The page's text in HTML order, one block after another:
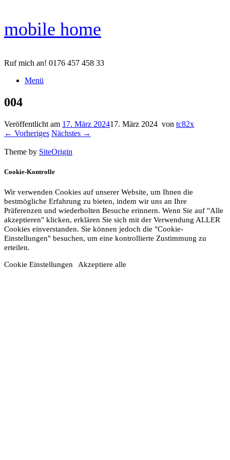
Inhalt
springen
mobile home
Ruf mich an! 0176 457 458 33
Menü
004
Veröffentlicht am 17. März 202417. März 2024 von tc82x
← Vorheriges Nächstes →
Theme by SiteOrigin
Cookie-Kontrolle
Wir verwenden Cookies auf unserer Website, um Ihnen die
bestmögliche Erfahrung zu bieten, indem wir uns an Ihre
Präferenzen und wiederholten Besuche erinnern. Wenn Sie auf "Alle
akzeptieren" klicken, erklären Sie sich mit der Verwendung ALLER
Cookies einverstanden. Sie können jedoch die "Cookie-
Einstellungen" besuchen, um eine kontrollierte Zustimmung zu
erteilen.
Cookie Einstellungen Akzeptiere alle